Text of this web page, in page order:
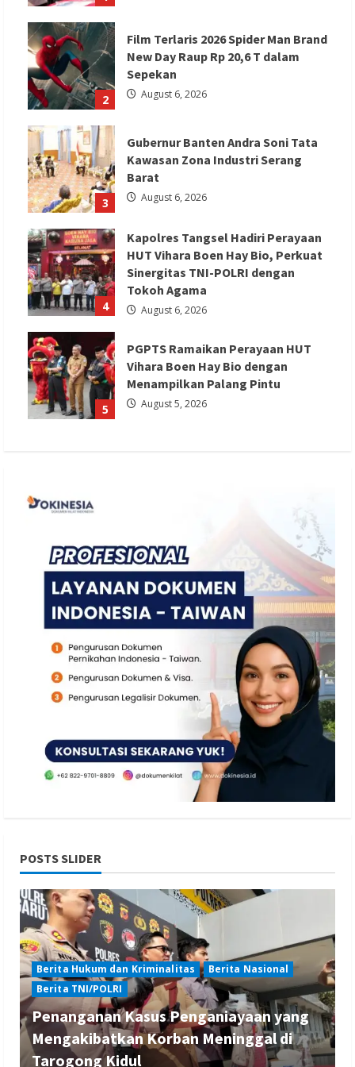
2
Film Terlaris 2026 Spider Man Brand
New Day Raup Rp 20,6 T dalam
Sepekan
August 6, 2026
3
Gubernur Banten Andra Soni Tata
Kawasan Zona Industri Serang
Barat
August 6, 2026
4
Kapolres Tangsel Hadiri Perayaan
HUT Vihara Boen Hay Bio, Perkuat
Sinergitas TNI-POLRI dengan
Tokoh Agama
August 6, 2026
5
PGPTS Ramaikan Perayaan HUT
Vihara Boen Hay Bio dengan
Menampilkan Palang Pintu
August 5, 2026
POSTS SLIDER
Berita Hukum dan Kriminalitas
Berita Nasional
Berita TNI/POLRI
Penanganan Kasus Penganiayaan yang
Mengakibatkan Korban Meninggal di
Tarogong Kidul